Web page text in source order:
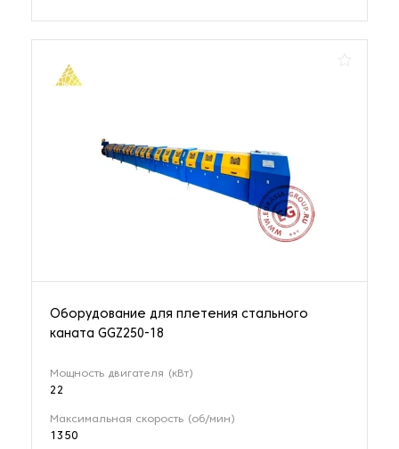
Оборудование для плетения стального
каната GGZ250-18
Мощность двигателя (кВт)
22
Максимальная скорость (об/мин)
1350